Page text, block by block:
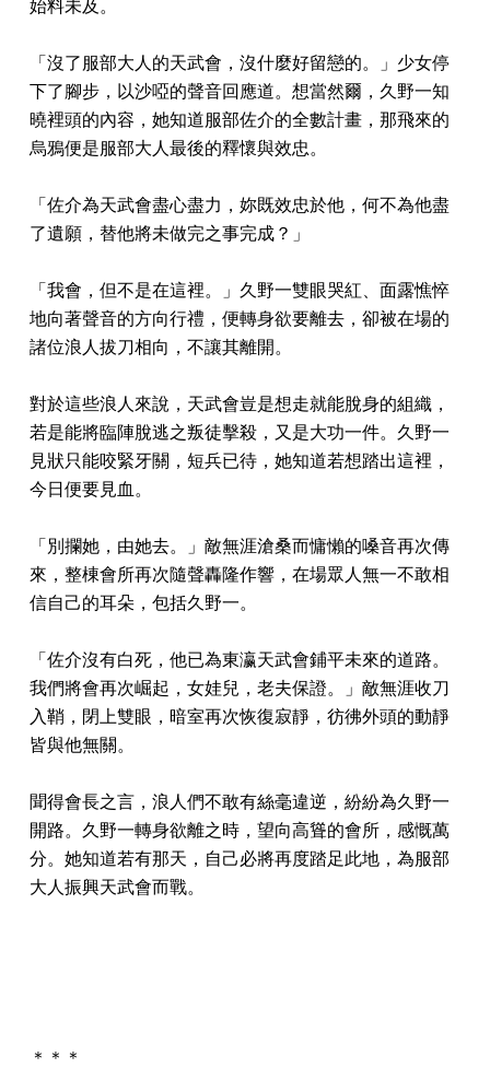
始料未及。
「沒了服部大人的天武會，沒什麼好留戀的。」少女停
下了腳步，以沙啞的聲音回應道。想當然爾，久野一知
曉裡頭的內容，她知道服部佐介的全數計畫，那飛來的
烏鴉便是服部大人最後的釋懷與效忠。
「佐介為天武會盡心盡力，妳既效忠於他，何不為他盡
了遺願，替他將未做完之事完成？」
「我會，但不是在這裡。」久野一雙眼哭紅、面露憔悴
地向著聲音的方向行禮，便轉身欲要離去，卻被在場的
諸位浪人拔刀相向，不讓其離開。
對於這些浪人來說，天武會豈是想走就能脫身的組織，
若是能將臨陣脫逃之叛徒擊殺，又是大功一件。久野一
見狀只能咬緊牙關，短兵已待，她知道若想踏出這裡，
今日便要見血。
「別攔她，由她去。」敵無涯滄桑而慵懶的嗓音再次傳
來，整棟會所再次隨聲轟隆作響，在場眾人無一不敢相
信自己的耳朵，包括久野一。
「佐介沒有白死，他已為東瀛天武會鋪平未來的道路。
我們將會再次崛起，女娃兒，老夫保證。」敵無涯收刀
入鞘，閉上雙眼，暗室再次恢復寂靜，彷彿外頭的動靜
皆與他無關。
聞得會長之言，浪人們不敢有絲毫違逆，紛紛為久野一
開路。久野一轉身欲離之時，望向高聳的會所，感慨萬
分。她知道若有那天，自己必將再度踏足此地，為服部
大人振興天武會而戰。
＊＊＊